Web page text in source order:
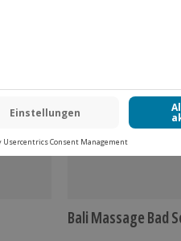
Bali Massage Bad